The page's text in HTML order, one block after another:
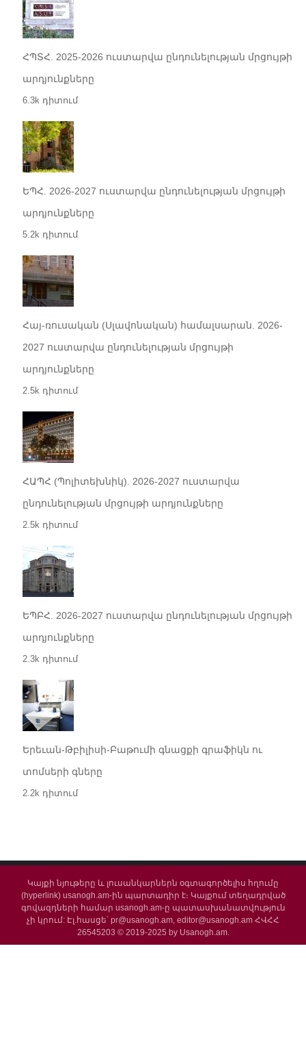
ՀՊՏՀ. 2025-2026 ուստարվա ընդունելության մրցույթի
արդյունքները
6.3k դիտում
ԵՊՀ. 2026-2027 ուստարվա ընդունելության մրցույթի
արդյունքները
5.2k դիտում
Հայ-ռուսական (Սլավոնական) համալսարան. 2026-
2027 ուստարվա ընդունելության մրցույթի
արդյունքները
2.5k դիտում
ՀԱՊՀ (Պոլիտեխնիկ). 2026-2027 ուստարվա
ընդունելության մրցույթի արդյունքները
2.5k դիտում
ԵՊԲՀ. 2026-2027 ուստարվա ընդունելության մրցույթի
արդյունքները
2.3k դիտում
Երեւան-Թբիլիսի-Բաթումի գնացքի գրաֆիկն ու
տոմսերի գները
2.2k դիտում
Կայքի նյութերը և լուսանկարներն օգտագործելիս հղումը
(hyperlink) usanogh.am-ին պարտադիր է։ Կայքում տեղադրված
գովազդների համար usanogh.am-ը պատասխանատվություն
չի կրում: Էլ.հասցե՝ pr@usanogh.am, editor@usanogh.am ՀՎՀՀ
26545203 © 2019-2025 by Usanogh.am.